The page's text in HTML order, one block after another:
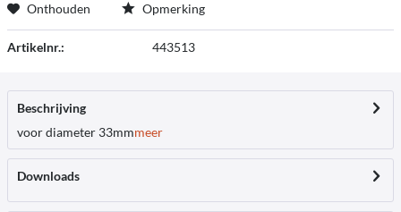
Onthouden Opmerking
Artikelnr.: 443513
Beschrijving
voor diameter 33mmmeer
Downloads